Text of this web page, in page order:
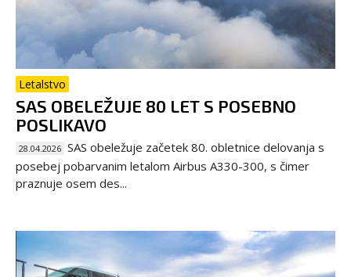
Letalstvo
SAS OBELEŽUJE 80 LET S POSEBNO
POSLIKAVO
28.04.2026 SAS obeležuje začetek 80. obletnice delovanja s
posebej pobarvanim letalom Airbus A330-300, s čimer
praznuje osem des...